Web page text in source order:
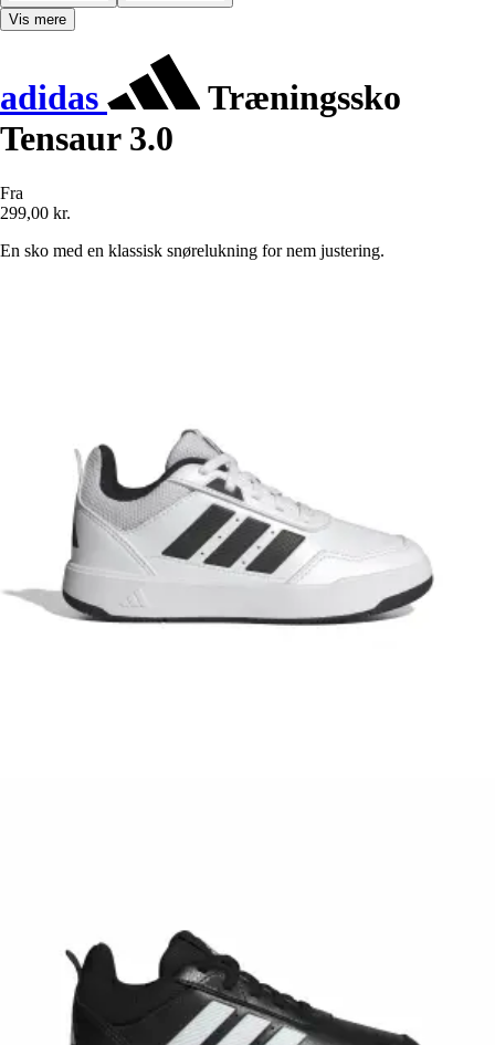
Vis mere
adidas
Træningssko
Tensaur 3.0
Fra
299,00 kr.
En sko med en klassisk snørelukning for nem justering.